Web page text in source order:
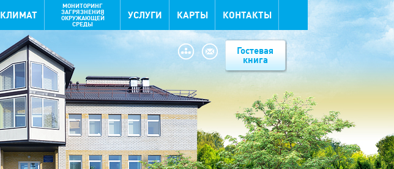
КЛИМАТ
МОНИТОРИНГ
ЗАГРЯЗНЕНИЯ
ОКРУЖАЮЩЕЙ
СРЕДЫ
УСЛУГИ КАРТЫ КОНТАКТЫ
Гостевая
книга